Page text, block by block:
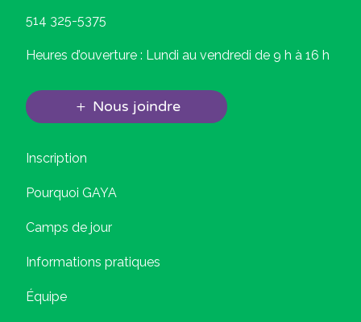
514 325-5375
Heures d’ouverture : Lundi au vendredi de 9 h à 16 h
Nous joindre
Inscription
Pourquoi GAYA
Camps de jour
Informations pratiques
Équipe